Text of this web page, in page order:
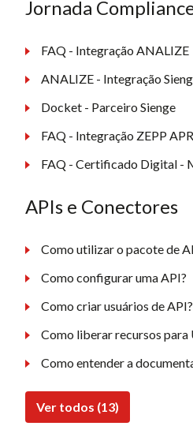
Jornada
FAQ - Integração ANALIZE
ANALIZE - Integração
Docket - Parceiro Sienge
FAQ - Integração ZEPP
FAQ - Certificado Digital -
APIs e Conectores
Como utilizar o pacote de
Como configurar uma API?
Como criar usuários de API?
Como liberar recursos para
Como entender a
Ver todos (13)